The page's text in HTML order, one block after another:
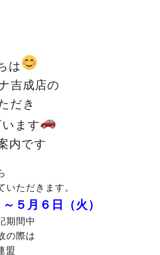
は
吉成店の
だき
ます
内です
ただきます。
５月６日（火）
期間中
の際は
盟